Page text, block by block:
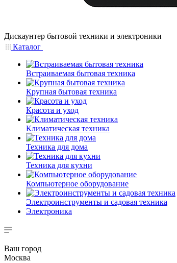
Дискаунтер бытовой техники и электроники
Каталог
Встраиваемая бытовая техника
Крупная бытовая техника
Красота и уход
Климатическая техника
Техника для дома
Техника для кухни
Компьютерное оборудование
Электроинструменты и садовая техника
Электроника
Ваш город
Москва